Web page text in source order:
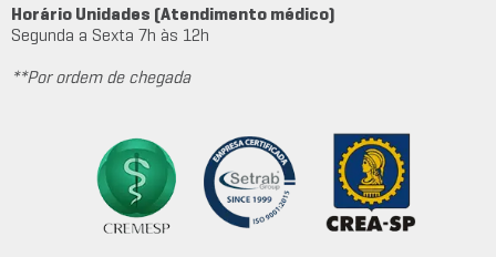
Horário Unidades (Atendimento médico)
Segunda a Sexta 7h às 12h
**Por ordem de chegada